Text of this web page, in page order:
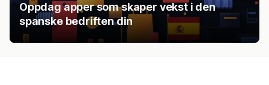
Oppdag apper som skaper vekst i den
spanske bedriften din